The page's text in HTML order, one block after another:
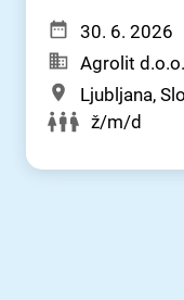
30. 6. 2026
Agrolit d.o.o.
Ljubljana,
ž/m/d